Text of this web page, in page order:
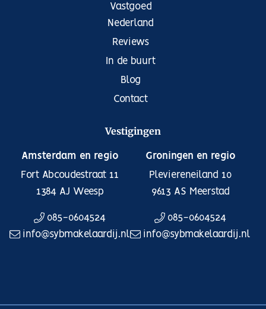
Vastgoed
Nederland
Reviews
In de buurt
Blog
Contact
Vestigingen
Amsterdam en regio
Fort Abcoudestraat 11
1384 AJ Weesp
085-0604524
info@sybmakelaardij.nl
Groningen en regio
Pleviereneiland 10
9613 AS Meerstad
085-0604524
info@sybmakelaardij.nl